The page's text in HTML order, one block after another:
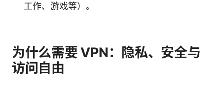
工作、游戏等）。
为什么需要 VPN：隐私、安全与
访问自由